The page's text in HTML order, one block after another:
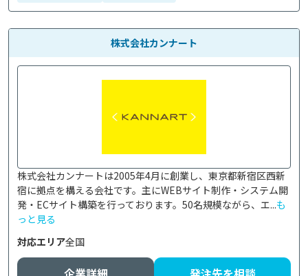
株式会社カンナート
株式会社カンナートは2005年4月に創業し、東京都新宿区西新
宿に拠点を構える会社です。主にWEBサイト制作・システム開
発・ECサイト構築を行っております。50名規模ながら、エ...も
っと見る
対応エリア全国